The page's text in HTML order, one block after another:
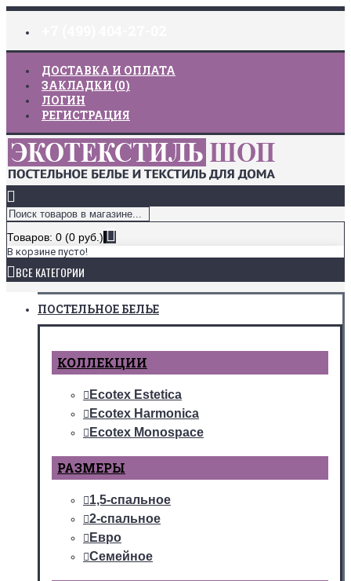
ДОСТАВКА И ОПЛАТА
ЗАКЛАДКИ (0)
ЛОГИН
РЕГИСТРАЦИЯ
Товаров: 0 (0 руб.)
В корзине пусто!
ВСЕ КАТЕГОРИИ
ПОСТЕЛЬНОЕ БЕЛЬЕ
КОЛЛЕКЦИИ
Ecotex Estetica
Ecotex Harmonica
Ecotex Monospace
РАЗМЕРЫ
1,5-спальное
2-спальное
Евро
Семейное